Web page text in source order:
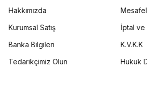
Hakkımızda
Kurumsal Satış
Banka Bilgileri
Tedarikçimiz Olun
İptal ve
K.V.K.K
Hukuk